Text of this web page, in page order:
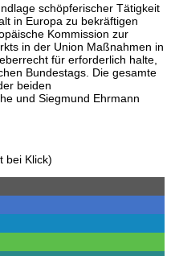
schöpferischer Tätigkeit
in Europa zu bekräftigen
Kommission zur
in der Union Maßnahmen in
für erforderlich halte,
Bundestags. Die gesamte
beiden
und Siegmund Ehrmann
bei Klick)